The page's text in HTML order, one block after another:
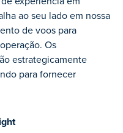
ao seu lado em nossa
de voos para
Os
estrategicamente
para fornecer